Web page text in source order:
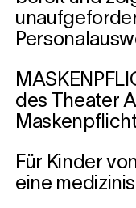
des Theater
Für Kinder
eine